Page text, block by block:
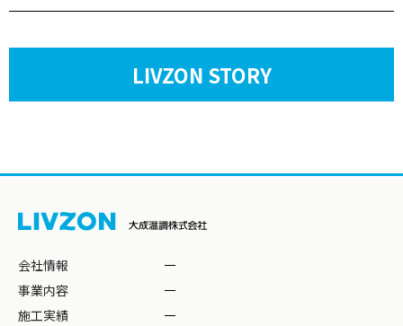
LIVZON STORY
会社情報
事業内容
施工実績